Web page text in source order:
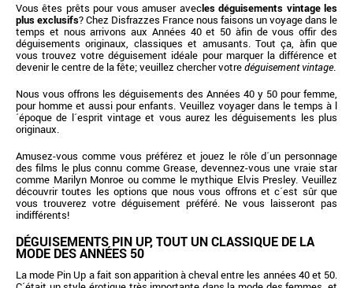
Vous êtes prêts pour vous amuser avecles déguisements vintage les
plus exclusifs? Chez Disfrazzes France nous faisons un voyage dans le
temps et nous arrivons aux Années 40 et 50 àfin de vous offir des
déguisements originaux, classiques et amusants. Tout ça, àfin que
vous trouvez votre déguisement idéale pour marquer la différence et
devenir le centre de la fête; veuillez chercher votredéguisement vintage.
Nous vous offrons les déguisements des Années 40 y 50 pour femme,
pour homme et aussi pour enfants. Veuillez voyager dans le temps à l
´époque de l´esprit vintage et vous aurez les déguisements les plus
originaux.
Amusez-vous comme vous préférez et jouez le rôle d´un personnage
des films le plus connu comme Grease, devennez-vous une vraie star
comme Marilyn Monroe ou comme le mythique Elvis Presley. Veuillez
découvrir toutes les options que nous vous offrons et c´est sûr que
vous trouverez votre déguisement préféré. Ne vous laisseront pas
indifférents!
DÉGUISEMENTS PIN UP, TOUT UN CLASSIQUE DE LA
MODE DES ANNÉES 50
La mode Pin Up a fait son apparition à cheval entre les années 40 et 50.